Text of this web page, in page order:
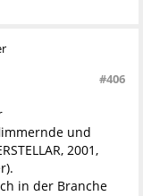
#406
und
2001,
in der Branche